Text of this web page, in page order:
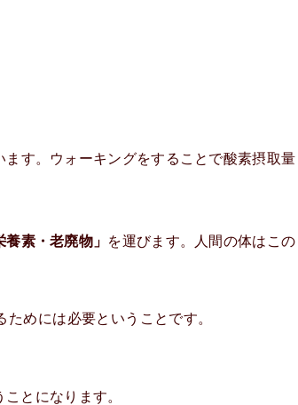
ます。ウォーキングをすることで酸素摂取量
養素・老廃物」 を運びます。人間の体はこの
めには必要ということです。
とになります。